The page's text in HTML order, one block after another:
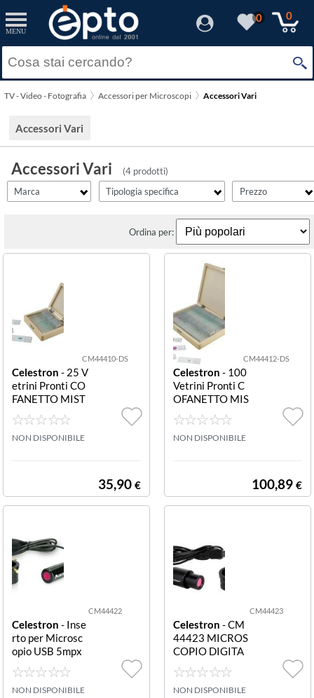
MENU
0 0
TV - Video - Fotografia Accessori per Microscopi Accessori Vari
Accessori Vari
Accessori Vari
(4 prodotti)
Marca
filter_id Resetta
Tipologia specifica
filtro1
Telecamere
Resetta
Prezzo
filter_fprezzo
Prezzo minimo
Resetta
filter_adds
Solo Promozioni
Visualizza solo le Novità
Resetta
Ordina per:
CM44410-DS
Celestron - 25 V
etrini Pronti CO
FANETTO MIST
I CM44410-DS
COFANETTO 2
5 VETRINI PRO
NON DISPONIBILE
35,90 €
CM44412-DS
Celestron - 100
Vetrini Pronti C
OFANETTO MIS
TI CM44412-D
S COFANETTO
100 VETRINI P
NON DISPONIBILE
100,89 €
CM44422
Celestron - Inse
rto per Microsc
opio USB 5mpx
DIGITALE CM4
4422 INSERTO
MICROSCOPIO
NON DISPONIBILE
CM44423
Celestron - CM
44423 MICROS
COPIO DIGITA
L IMAGE 2.1MP
MICROSCOPIO
DIGITAL IMAG
NON DISPONIBILE